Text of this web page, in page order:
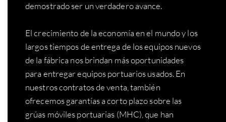
demostrado ser un verdadero avance.
El crecimiento de la economía en el mundo y los
largos tiempos de entrega de los equipos nuevos
de la fábrica nos brindan más oportunidades
para entregar equipos portuarios usados. En
nuestros contratos de venta, también
ofrecemos garantías a corto plazo sobre las
grúas móviles portuarias (MHC), que han